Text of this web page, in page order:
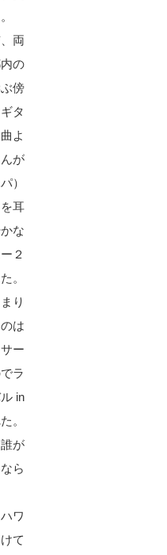
両
の
傍
タ
よ
が
）
耳
な
２
。
り
は
ー
ラ
in
。
が
ら
ワ
て